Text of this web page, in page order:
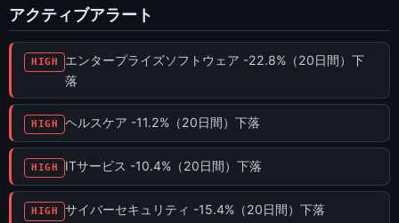
アクティブアラート
HIGH
エンタープライズソフトウェア -22.8%（20日間）下
落
HIGH ヘルスケア -11.2%（20日間）下落
HIGH ITサービス -10.4%（20日間）下落
HIGH サイバーセキュリティ -15.4%（20日間）下落